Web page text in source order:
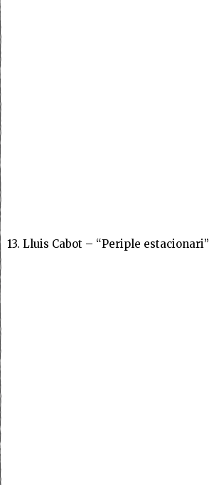
13. Lluis Cabot – “Periple estacionari”